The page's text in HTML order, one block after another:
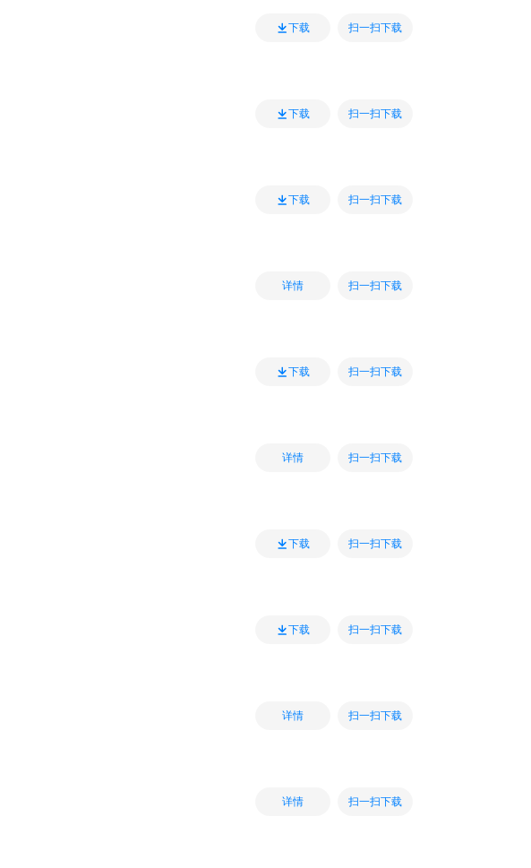
下载 扫一扫下载
下载 扫一扫下载
下载 扫一扫下载
详情 扫一扫下载
下载 扫一扫下载
详情 扫一扫下载
下载 扫一扫下载
下载 扫一扫下载
详情 扫一扫下载
详情 扫一扫下载